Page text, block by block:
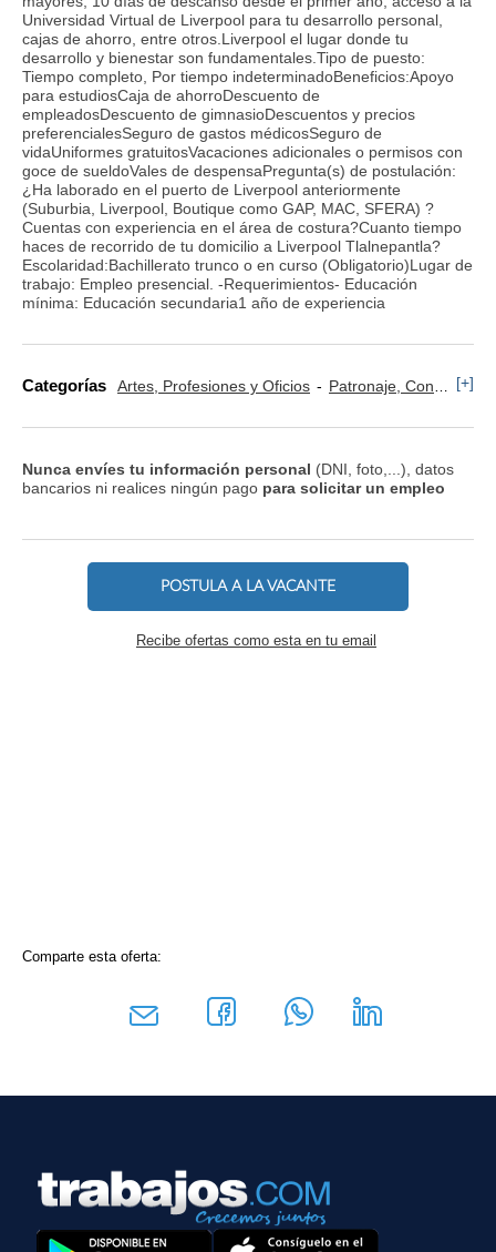
Universidad Virtual de Liverpool para tu desarrollo personal,
cajas de ahorro, entre otros.Liverpool el lugar donde tu
desarrollo y bienestar son fundamentales.Tipo de puesto:
Tiempo completo, Por tiempo indeterminadoBeneficios:Apoyo
para estudiosCaja de ahorroDescuento de
empleadosDescuento de gimnasioDescuentos y precios
preferencialesSeguro de gastos médicosSeguro de
vidaUniformes gratuitosVacaciones adicionales o permisos con
goce de sueldoVales de despensaPregunta(s) de postulación:
¿Ha laborado en el puerto de Liverpool anteriormente
(Suburbia, Liverpool, Boutique como GAP, MAC, SFERA) ?
Cuentas con experiencia en el área de costura?Cuanto tiempo
haces de recorrido de tu domicilio a Liverpool Tlalnepantla?
Escolaridad:Bachillerato trunco o en curso (Obligatorio)Lugar de
trabajo: Empleo presencial. -Requerimientos- Educación
mínima: Educación secundaria1 año de experiencia
Categorías Artes, Profesiones y Oficios Patronaje, Confección y Costura [+]
Nunca envíes tu información personal (DNI, foto,...), datos
bancarios ni realices ningún pago para solicitar un empleo
POSTULA A LA VACANTE
Recibe ofertas como esta en tu email
Comparte esta oferta: